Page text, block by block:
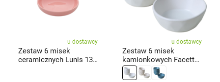
u dostawcy
Zestaw 6 misek
ceramicznych Lunis 13
u dostawcy
Zestaw 6 misek
kamionkowych Facetta
12 cm, biały